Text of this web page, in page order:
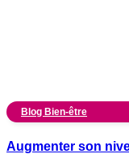
Blog Bien-être
Augmenter son